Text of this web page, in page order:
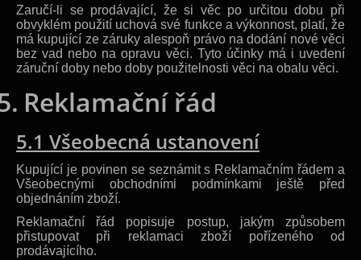
Zaručí-li se prodávající, že si věc po určitou dobu při
obvyklém použití uchová své funkce a výkonnost, platí, že
má kupující ze záruky alespoň právo na dodání nové věci
bez vad nebo na opravu věci. Tyto účinky má i uvedení
záruční doby nebo doby použitelnosti věci na obalu věci.
Reklamační řád
5.1 Všeobecná ustanovení
Kupující je povinen se seznámit s Reklamačním řádem a
Všeobecnými obchodními podmínkami ještě před
objednáním zboží.
Reklamační řád popisuje postup, jakým způsobem
přistupovat při reklamaci zboží pořízeného od
prodávajícího.